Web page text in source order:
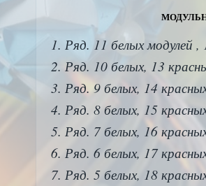
Ряд. 11 белых модулей ,
Ряд. 10 белых, 13
Ряд. 9 белых, 14
Ряд. 8 белых, 15
Ряд. 7 белых, 16
Ряд. 6 белых, 17
Ряд. 5 белых, 18